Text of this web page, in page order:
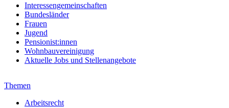
Interessengemeinschaften
Bundesländer
Frauen
Jugend
Pensionist:innen
Wohnbauvereinigung
Aktuelle Jobs und Stellenangebote
Themen
Arbeitsrecht